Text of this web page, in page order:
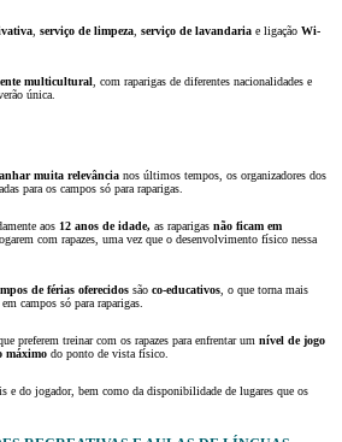
serviço de limpeza serviço de lavandaria e ligação Wi-
multicultural , com raparigas de diferentes nacionalidades e
única.
muita relevância nos últimos tempos, os organizadores dos
para os campos só para raparigas.
aos 12 anos de idade, as raparigas não ficam em
com rapazes, uma vez que o desenvolvimento físico nessa
de férias oferecidos são co-educativos , o que torna mais
campos só para raparigas.
preferem treinar com os rapazes para enfrentar um nível de jogo
máximo do ponto de vista físico.
e do jogador, bem como da disponibilidade de lugares que os